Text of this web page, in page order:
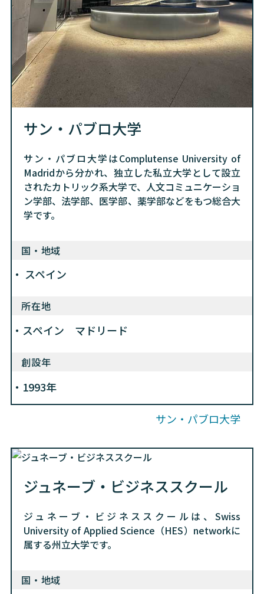
サン・パブロ大学
サン・パブロ大学はComplutense University of
Madridから分かれ、独立した私立大学として設立
されたカトリック系大学で、人文コミュニケーショ
ン学部、法学部、医学部、薬学部などをもつ総合大
学です。
国・地域
スペイン
所在地
スペイン マドリード
創設年
1993年
サン・パブロ大学
ジュネーブ・ビジネススクール
ジュネーブ・ビジネススクールは、Swiss
University of Applied Science（HES）networkに
属する州立大学です。
国・地域